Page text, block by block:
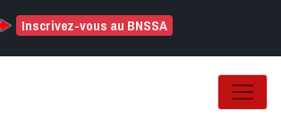
Inscrivez-vous au BNSSA